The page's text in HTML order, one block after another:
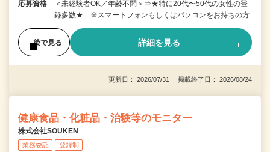
応募資格
＜未経験者OK／年齢不問＞⇒★特に20代〜50代の女性の登
録多数★ ※スマートフォンもしくはパソコンをお持ちの方
後で見る 詳細を見る
更新日： 2026/07/31 掲載終了日： 2026/08/24
健康食品・化粧品・治験等のモニター
株式会社SOUKEN
業務委託 登録制